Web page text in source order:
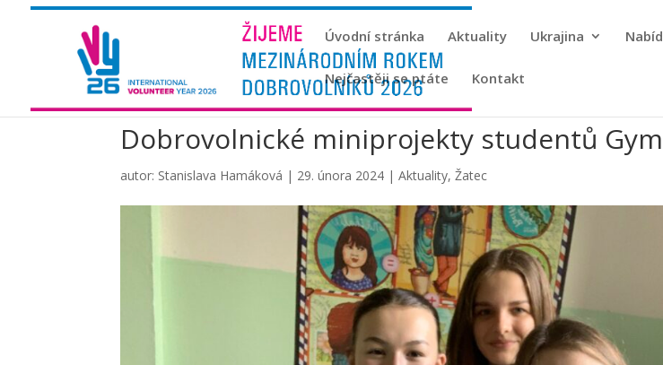
Úvodní stránka Aktuality Ukrajina
Nejčastěji se ptáte Kontakt
Dobrovolnické miniprojekty studentů
autor: Stanislava Hamáková | 29. února 2024 |Aktuality,Žatec